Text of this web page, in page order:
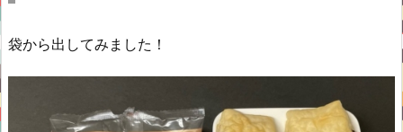
袋から出してみました！